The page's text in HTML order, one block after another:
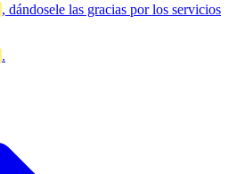
, dándosele las gracias por los servicios
.